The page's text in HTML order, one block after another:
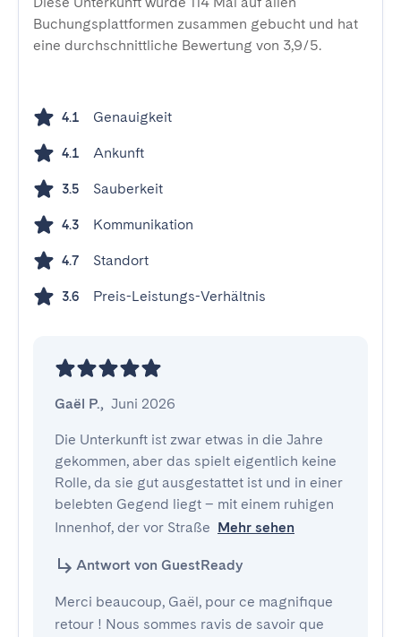
Buchungsplattformen zusammen gebucht und hat
eine durchschnittliche Bewertung von 3,9/5.
4.1 Genauigkeit
4.1 Ankunft
3.5 Sauberkeit
4.3 Kommunikation
4.7 Standort
3.6 Preis-Leistungs-Verhältnis
Gaël P., Juni 2026
Die Unterkunft ist zwar etwas in die Jahre
gekommen, aber das spielt eigentlich keine
Rolle, da sie gut ausgestattet ist und in einer
belebten Gegend liegt – mit einem ruhigen
Innenhof, der vor Straße Mehr sehen
Antwort von GuestReady
Merci beaucoup, Gaël, pour ce magnifique
retour ! Nous sommes ravis de savoir que